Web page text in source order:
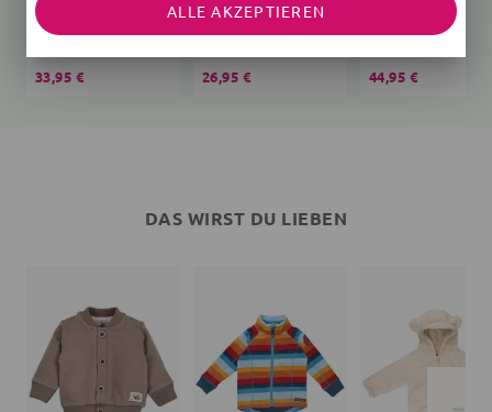
Schlafsack Bär Teddy
33,95 € 26,95 € 44,95 €
DAS WIRST DU LIEBEN
ALLE AKZEPTIEREN